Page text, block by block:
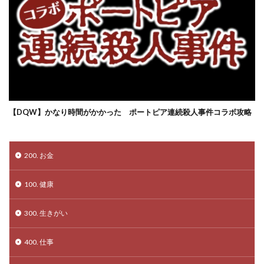
【DQW】かなり時間がかかった ポートピア連続殺人事件コラボ攻略
200. お金
100. 健康
300. 生きがい
400. 仕事